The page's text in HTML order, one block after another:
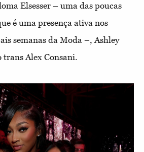
Elsesser – uma das poucas
é uma presença ativa nos
semanas da Moda –, Ashley
trans Alex Consani.